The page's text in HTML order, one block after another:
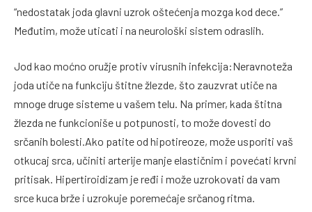
“nedostatak joda glavni uzrok oštećenja mozga kod dece.”
Međutim, može uticati i na neurološki sistem odraslih.
Jod kao moćno oružje protiv virusnih infekcija:Neravnoteža
joda utiče na funkciju štitne žlezde, što zauzvrat utiče na
mnoge druge sisteme u vašem telu. Na primer, kada štitna
žlezda ne funkcioniše u potpunosti, to može dovesti do
srčanih bolesti.Ako patite od hipotireoze, može usporiti vaš
otkucaj srca, učiniti arterije manje elastičnim i povećati krvni
pritisak. Hipertiroidizam je ređi i može uzrokovati da vam
srce kuca brže i uzrokuje poremećaje srčanog ritma.